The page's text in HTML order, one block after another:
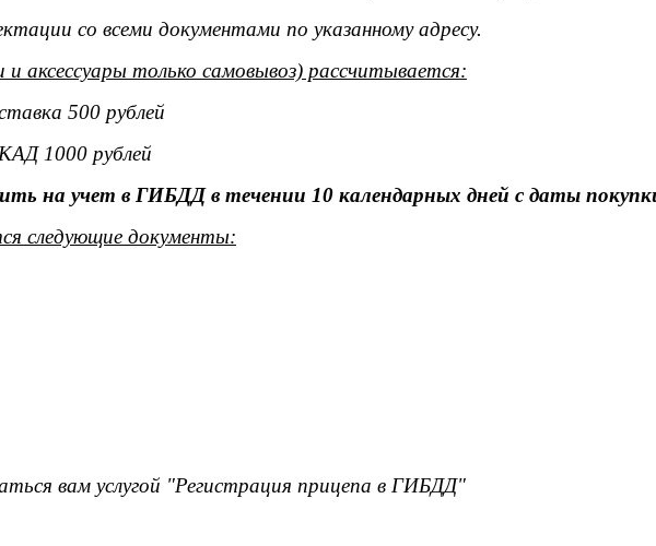
со всеми документами по указанному адресу.
аксессуары только самовывоз) рассчитывается:
500 рублей
1000 рублей
на учет в ГИБДД в течении 10 календарных дней с даты
следующие документы:
вам услугой "Регистрация прицепа в ГИБДД"